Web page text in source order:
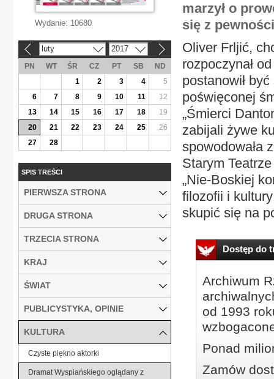
marzył o
się z
Oliver Frljić,
rozpoczynał
postanowił
poświęconej
„Śmierci
zabijali żywe
spowodowała
Starym
„Nie-Boskiej
filozofii i
skupić się na
Dostęp do
Archiwum
od 1993
Ponad
Zamów
Wydanie: 10680
luty 2017
PN WT ŚR CZ PT SB
ND
1
2 3 4
5
6
7 8 9 10 11
12
13
14 15 16 17 18
19
20
21 22 23 24 25
26
27
28
SPIS TREŚCI
PIERWSZA STRONA
DRUGA STRONA
TRZECIA STRONA
KRAJ
ŚWIAT
PUBLICYSTYKA, OPINIE
KULTURA
Czyste piękno aktorki
Dramat Wyspiańskiego oglądany z